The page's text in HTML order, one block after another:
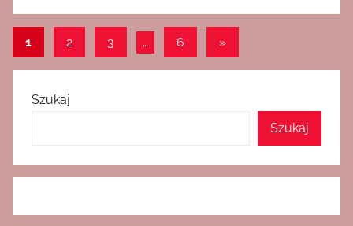
Nawigacja
po
wpisach
1 2 3 … 6
Następne
»
Szukaj
Szukaj